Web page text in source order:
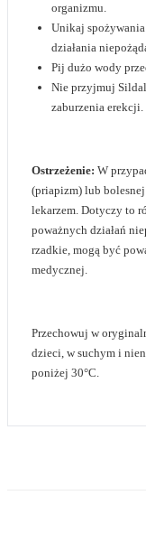
organizmu.
Unikaj
działania
Pij dużo wody
Nie przyjmuj
zaburzenia erekcji.
Ostrzeżenie: W
(priapizm) lub
lekarzem. Dotyczy to
poważnych działań
rzadkie, mogą być
medycznej.
Przechowuj w
dzieci, w suchym i
poniżej 30°C.